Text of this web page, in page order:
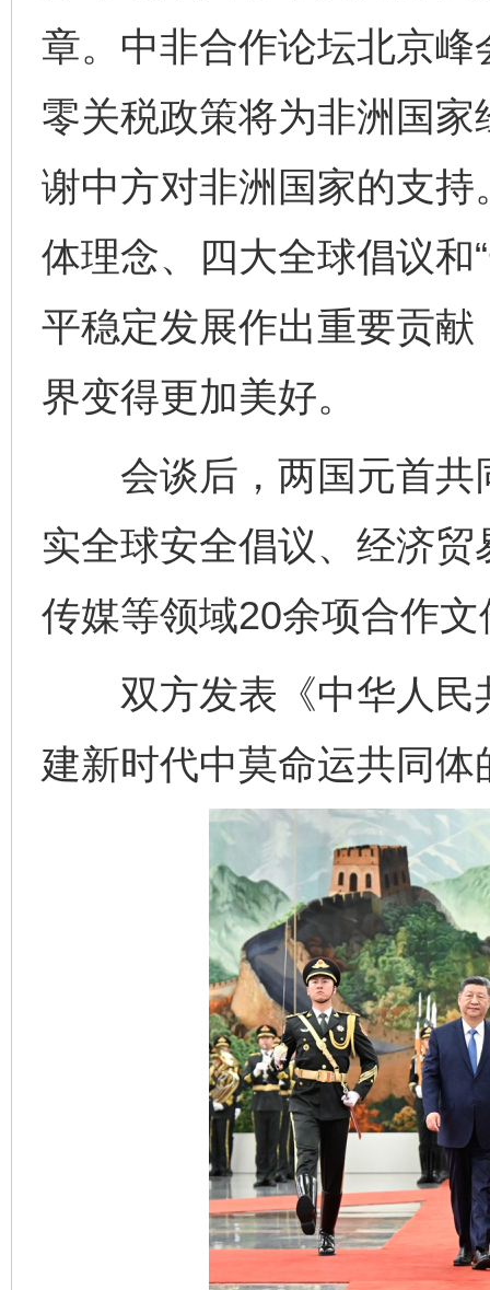
章。中非合作论坛北京
零关税政策将为非洲国
谢中方对非洲国家的支
体理念、四大全球倡议和
平稳定发展作出重要贡
界变得更加美好。
会谈后，两国元首共
实全球安全倡议、经济
传媒等领域20余项合作文
双方发表《中华人民
建新时代中莫命运共同体